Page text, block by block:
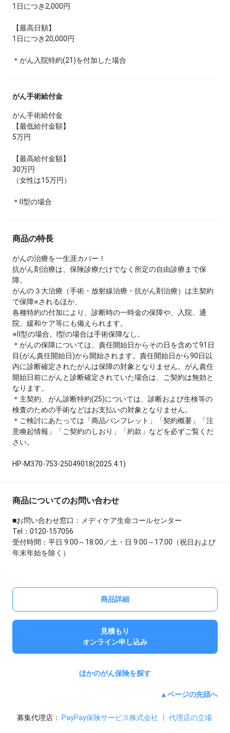
1日につき2,000円
【最高日額】
1日につき20,000円
＊がん入院特約(21)を付加した場合
がん手術給付金
がん手術給付金
【最低給付金額】
5万円
【最高給付金額】
30万円
（女性は15万円）
＊Ⅱ型の場合
商品の特長
がんの治療を一生涯カバー！
抗がん剤治療は、保険診療だけでなく所定の自由診療まで保
障。
がんの３大治療（手術・放射線治療・抗がん剤治療）は主契約
で保障※されるほか、
各種特約の付加により、診断時の一時金の保障や、入院、通
院、緩和ケア等にも備えられます。
※Ⅱ型の場合。Ⅰ型の場合は手術保障なし。
＊がんの保障については、責任開始日からその日を含めて91日
目(がん責任開始日)から開始されます。責任開始日から90日以
内に診断確定されたがんは保障の対象となりません。がん責任
開始日前にがんと診断確定されていた場合は、ご契約は無効と
なります。
＊主契約、がん診断特約(25)については、診断および生検等の
検査のための手術などはお支払いの対象となりません。
＊ご検討にあたっては「商品パンフレット」「契約概要」「注
意喚起情報」「ご契約のしおり」「約款」などを必ずご覧くだ
さい。
HP-M370-753-25049018(2025.4.1)
商品についてのお問い合わせ
■お問い合わせ窓口：メディケア生命コールセンター
Tel：0120-157056
受付時間：平日 9:00～18:00／土・日 9:00～17:00（祝日および
年末年始を除く）
商品詳細
見積もり
オンライン申し込み
ほかのがん保険を探す
▲ページの先頭へ
募集代理店： PayPay保険サービス株式会社 代理店の立場